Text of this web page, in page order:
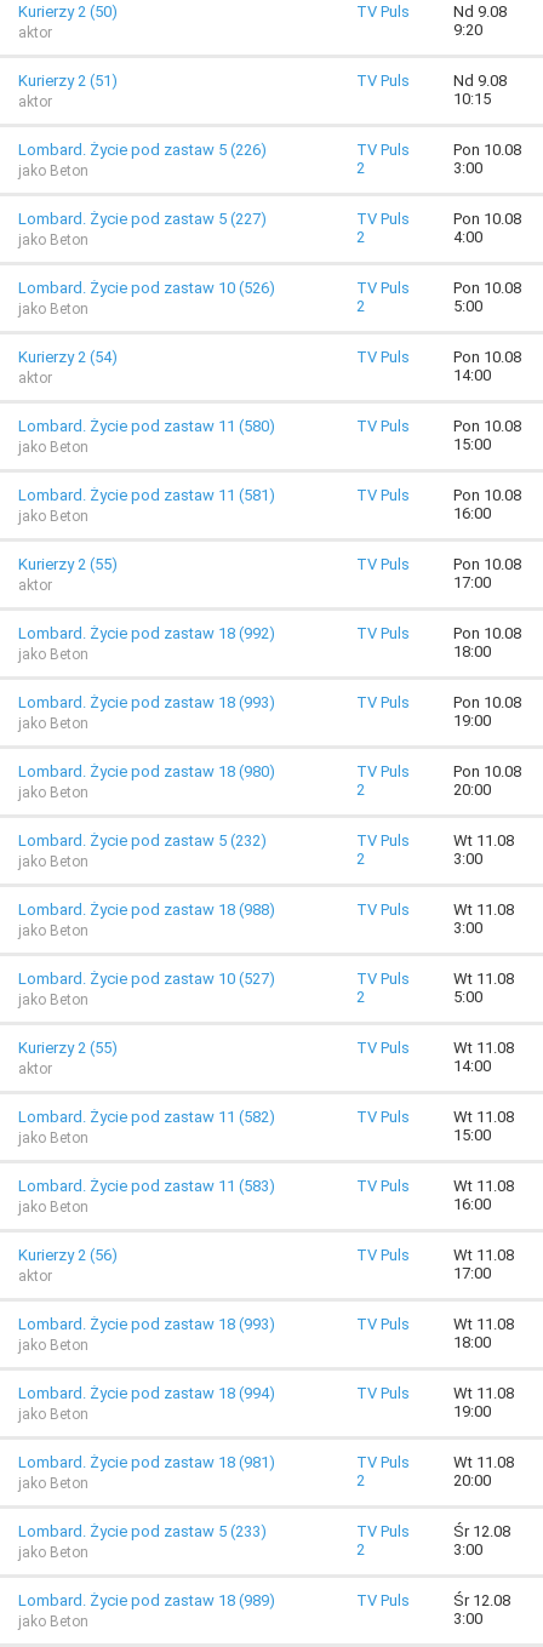
Kurierzy 2 (50)
aktor
TV Puls
Nd 9.08
9:20
Kurierzy 2 (51)
aktor
TV Puls
Nd 9.08
10:15
Lombard. Życie pod zastaw 5 (226)
jako Beton
TV Puls
2
Pon 10.08
3:00
Lombard. Życie pod zastaw 5 (227)
jako Beton
TV Puls
2
Pon 10.08
4:00
Lombard. Życie pod zastaw 10 (526)
jako Beton
TV Puls
2
Pon 10.08
5:00
Kurierzy 2 (54)
aktor
TV Puls
Pon 10.08
14:00
Lombard. Życie pod zastaw 11 (580)
jako Beton
TV Puls
Pon 10.08
15:00
Lombard. Życie pod zastaw 11 (581)
jako Beton
TV Puls
Pon 10.08
16:00
Kurierzy 2 (55)
aktor
TV Puls
Pon 10.08
17:00
Lombard. Życie pod zastaw 18 (992)
jako Beton
TV Puls
Pon 10.08
18:00
Lombard. Życie pod zastaw 18 (993)
jako Beton
TV Puls
Pon 10.08
19:00
Lombard. Życie pod zastaw 18 (980)
jako Beton
TV Puls
2
Pon 10.08
20:00
Lombard. Życie pod zastaw 5 (232)
jako Beton
TV Puls
2
Wt 11.08
3:00
Lombard. Życie pod zastaw 18 (988)
jako Beton
TV Puls
Wt 11.08
3:00
Lombard. Życie pod zastaw 10 (527)
jako Beton
TV Puls
2
Wt 11.08
5:00
Kurierzy 2 (55)
aktor
TV Puls
Wt 11.08
14:00
Lombard. Życie pod zastaw 11 (582)
jako Beton
TV Puls
Wt 11.08
15:00
Lombard. Życie pod zastaw 11 (583)
jako Beton
TV Puls
Wt 11.08
16:00
Kurierzy 2 (56)
aktor
TV Puls
Wt 11.08
17:00
Lombard. Życie pod zastaw 18 (993)
jako Beton
TV Puls
Wt 11.08
18:00
Lombard. Życie pod zastaw 18 (994)
jako Beton
TV Puls
Wt 11.08
19:00
Lombard. Życie pod zastaw 18 (981)
jako Beton
TV Puls
2
Wt 11.08
20:00
Lombard. Życie pod zastaw 5 (233)
jako Beton
TV Puls
2
Śr 12.08
3:00
Lombard. Życie pod zastaw 18 (989)
jako Beton
TV Puls
Śr 12.08
3:00